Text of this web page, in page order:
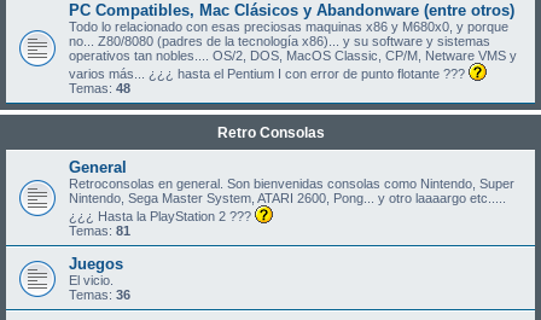
PC Compatibles, Mac Clásicos y Abandonware (entre otros)
Todo lo relacionado con esas preciosas maquinas x86 y M680x0, y porque
no... Z80/8080 (padres de la tecnología x86)... y su software y sistemas
operativos tan nobles.... OS/2, DOS, MacOS Classic, CP/M, Netware VMS y
varios más... ¿¿¿ hasta el Pentium I con error de punto flotante ???
Temas: 48
Retro Consolas
General
Retroconsolas en general. Son bienvenidas consolas como Nintendo, Super
Nintendo, Sega Master System, ATARI 2600, Pong... y otro laaaargo etc.....
¿¿¿ Hasta la PlayStation 2 ???
Temas: 81
Juegos
El vicio.
Temas: 36